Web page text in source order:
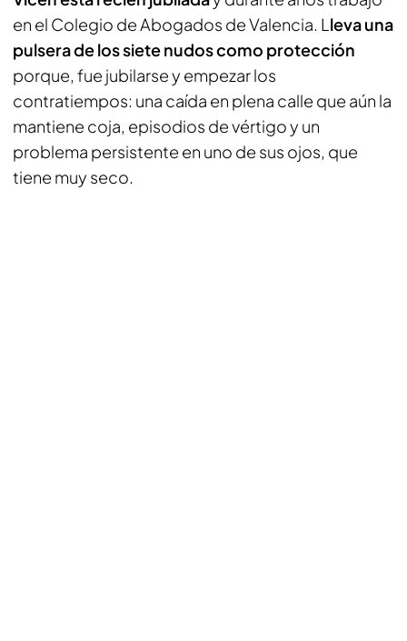
en el Colegio de Abogados de Valencia. L leva una
pulsera de los siete nudos como protección
porque, fue jubilarse y empezar los
contratiempos: una caída en plena calle que aún la
mantiene coja, episodios de vértigo y un
problema persistente en uno de sus ojos, que
tiene muy seco.